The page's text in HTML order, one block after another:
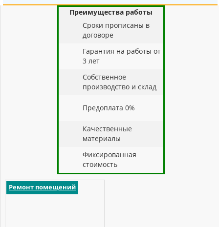
Преимущества работы
Cроки прописаны в
договоре
Гарантия на работы от
3 лет
Собственное
производство и склад
Предоплата 0%
Качественные
материалы
Фиксированная
стоимость
Ремонт помещений